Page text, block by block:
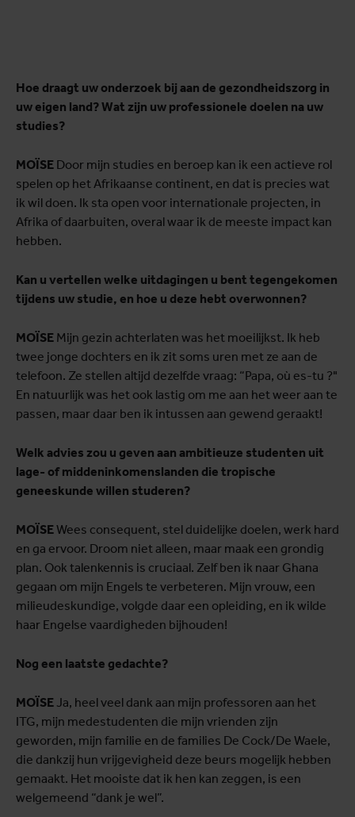
Hoe draagt uw onderzoek bij aan de gezondheidszorg in
uw eigen land? Wat zijn uw professionele doelen na uw
studies?
MOÏSE Door mijn studies en beroep kan ik een actieve rol
spelen op het Afrikaanse continent, en dat is precies wat
ik wil doen. Ik sta open voor internationale projecten, in
Afrika of daarbuiten, overal waar ik de meeste impact kan
hebben.
Kan u vertellen welke uitdagingen u bent tegengekomen
tijdens uw studie, en hoe u deze hebt overwonnen?
MOÏSE Mijn gezin achterlaten was het moeilijkst. Ik heb
twee jonge dochters en ik zit soms uren met ze aan de
telefoon. Ze stellen altijd dezelfde vraag: “Papa, où es-tu ?"
En natuurlijk was het ook lastig om me aan het weer aan te
passen, maar daar ben ik intussen aan gewend geraakt!
Welk advies zou u geven aan ambitieuze studenten uit
lage- of middeninkomenslanden die tropische
geneeskunde willen studeren?
MOÏSEWees consequent, stel duidelijke doelen, werk hard
en ga ervoor. Droom niet alleen, maar maak een grondig
plan. Ook talenkennis is cruciaal. Zelf ben ik naar Ghana
gegaan om mijn Engels te verbeteren. Mijn vrouw, een
milieudeskundige, volgde daar een opleiding, en ik wilde
haar Engelse vaardigheden bijhouden!
Nog een laatste gedachte?
MOÏSE Ja, heel veel dank aan mijn professoren aan het
ITG, mijn medestudenten die mijn vrienden zijn
geworden, mijn familie en de families De Cock/De Waele,
die dankzij hun vrijgevigheid deze beurs mogelijk hebben
gemaakt. Het mooiste dat ik hen kan zeggen, is een
welgemeend “dank je wel”.